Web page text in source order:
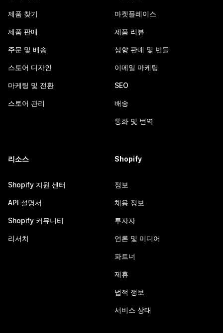
제품 찾기
제품 판매
주문 및 배송
스토어 디자인
마케팅 및 전환
스토어 관리
마켓플레이스
제품 리뷰
상향 판매 및 번들
이메일 마케팅
SEO
배송
통화 및 번역
리소스
Shopify 지원 센터
API 설명서
Shopify 커뮤니티
리서치
Shopify
정보
채용 정보
투자자
언론 및 미디어
파트너
제휴
법적 정보
서비스 상태